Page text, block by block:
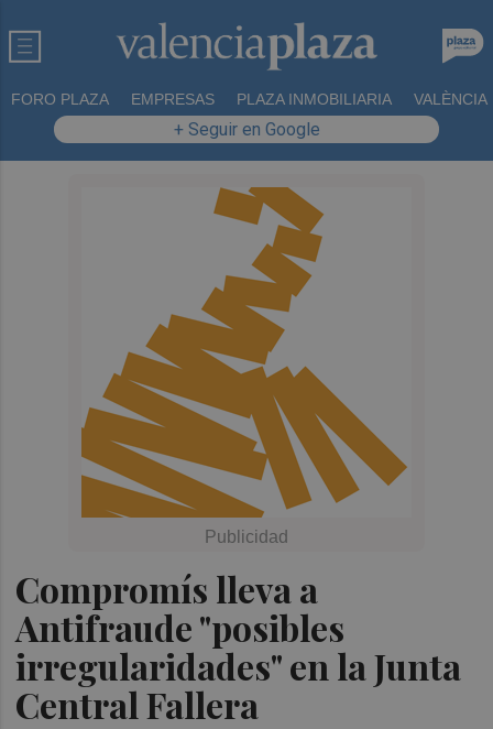
FORO PLAZA EMPRESAS PLAZA INMOBILIARIA VALÈNCIA
+ Seguir en Google
Compromís lleva a
Antifraude "posibles
irregularidades" en la Junta
Central Fallera